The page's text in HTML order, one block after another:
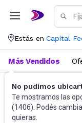
Estás en Capital
No pudimos
Te mostramos las
(1406). Podés
quieras.
Más Vendidos
Artículos de